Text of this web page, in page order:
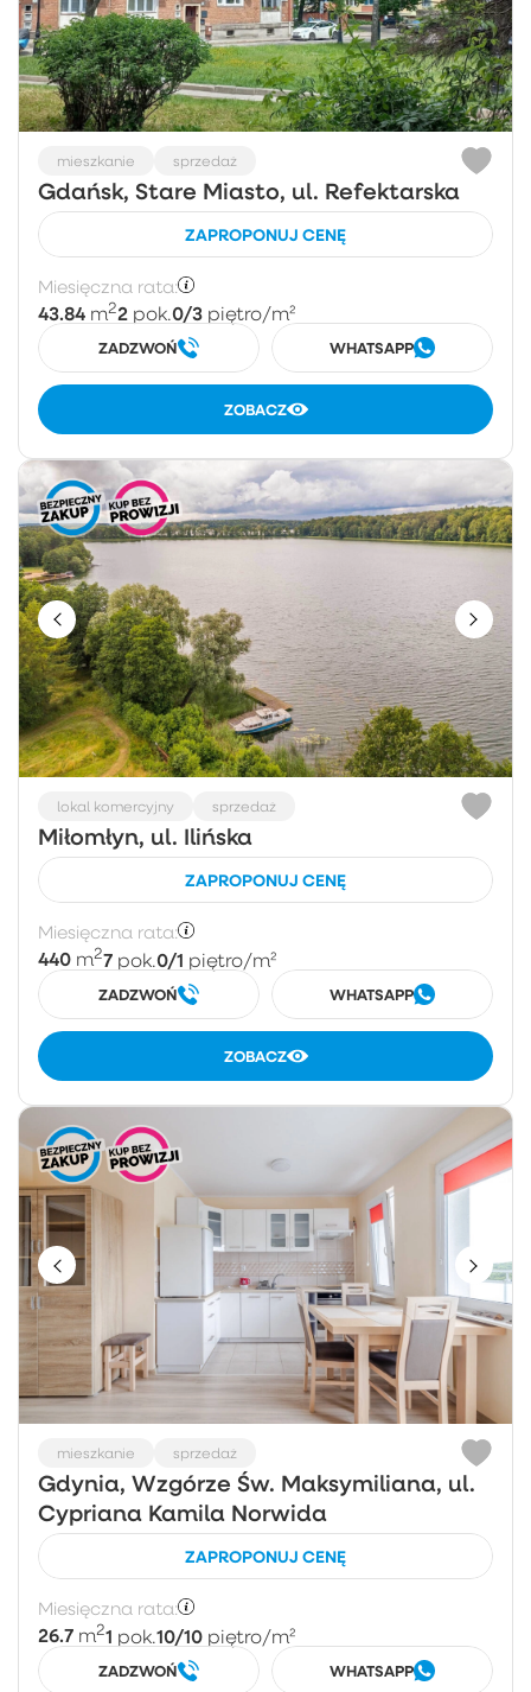
mieszkanie sprzedaż
Gdańsk, Stare Miasto, ul. Refektarska
ZAPROPONUJ CENĘ
Miesięczna rata:
43.84 m22 pok.0/3 piętro/m²
ZADZWOŃ WHATSAPP
ZOBACZ
lokal komercyjny sprzedaż
Miłomłyn, ul. Ilińska
ZAPROPONUJ CENĘ
Miesięczna rata:
440 m27 pok.0/1 piętro/m²
ZADZWOŃ WHATSAPP
ZOBACZ
mieszkanie sprzedaż
Gdynia, Wzgórze Św. Maksymiliana, ul.
Cypriana Kamila Norwida
ZAPROPONUJ CENĘ
Miesięczna rata:
26.7 m21 pok.10/10 piętro/m²
ZADZWOŃ WHATSAPP